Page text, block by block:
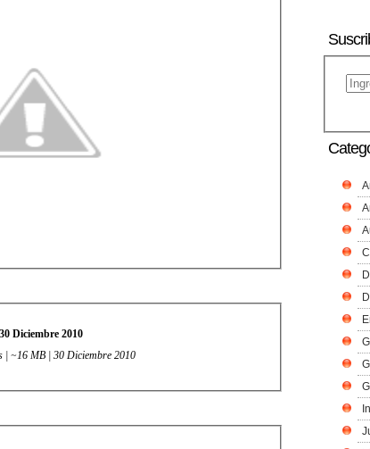
Diciembre 2010
| ~16 MB | 30 Diciembre 2010